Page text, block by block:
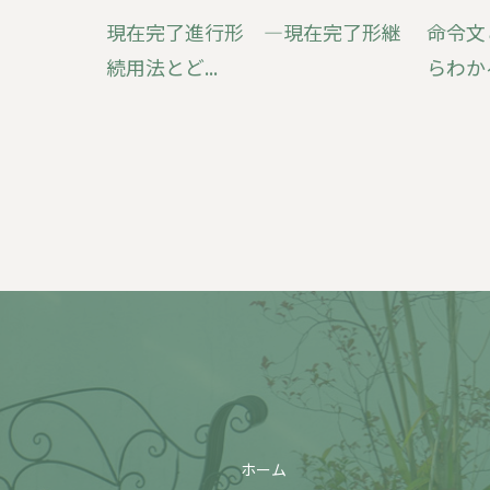
現在完了進行形 ―現在完了形継
続用法とど...
命令
らわ
ホーム